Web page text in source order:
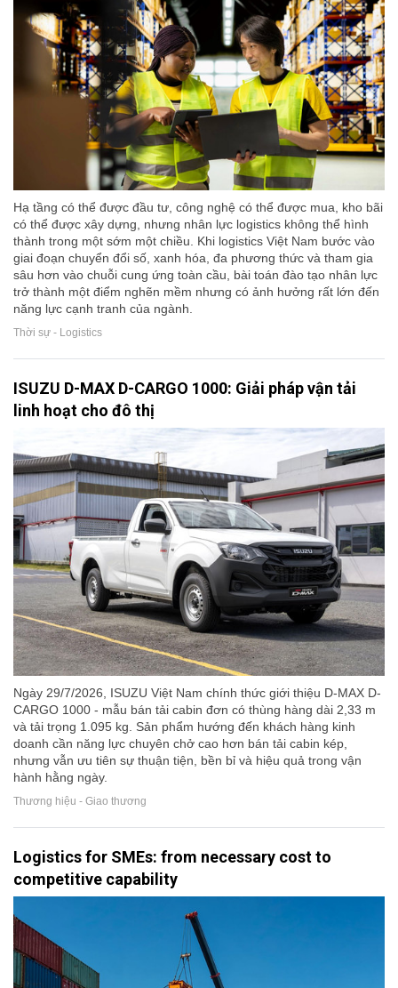
Hạ tầng có thể được đầu tư, công nghệ có thể được mua, kho bãi
có thể được xây dựng, nhưng nhân lực logistics không thể hình
thành trong một sớm một chiều. Khi logistics Việt Nam bước vào
giai đoạn chuyển đổi số, xanh hóa, đa phương thức và tham gia
sâu hơn vào chuỗi cung ứng toàn cầu, bài toán đào tạo nhân lực
trở thành một điểm nghẽn mềm nhưng có ảnh hưởng rất lớn đến
năng lực cạnh tranh của ngành.
Thời sự - Logistics
ISUZU D-MAX D-CARGO 1000: Giải pháp vận tải
linh hoạt cho đô thị
Ngày 29/7/2026, ISUZU Việt Nam chính thức giới thiệu D-MAX D-
CARGO 1000 - mẫu bán tải cabin đơn có thùng hàng dài 2,33 m
và tải trọng 1.095 kg. Sản phẩm hướng đến khách hàng kinh
doanh cần năng lực chuyên chở cao hơn bán tải cabin kép,
nhưng vẫn ưu tiên sự thuận tiện, bền bỉ và hiệu quả trong vận
hành hằng ngày.
Thương hiệu - Giao thương
Logistics for SMEs: from necessary cost to
competitive capability